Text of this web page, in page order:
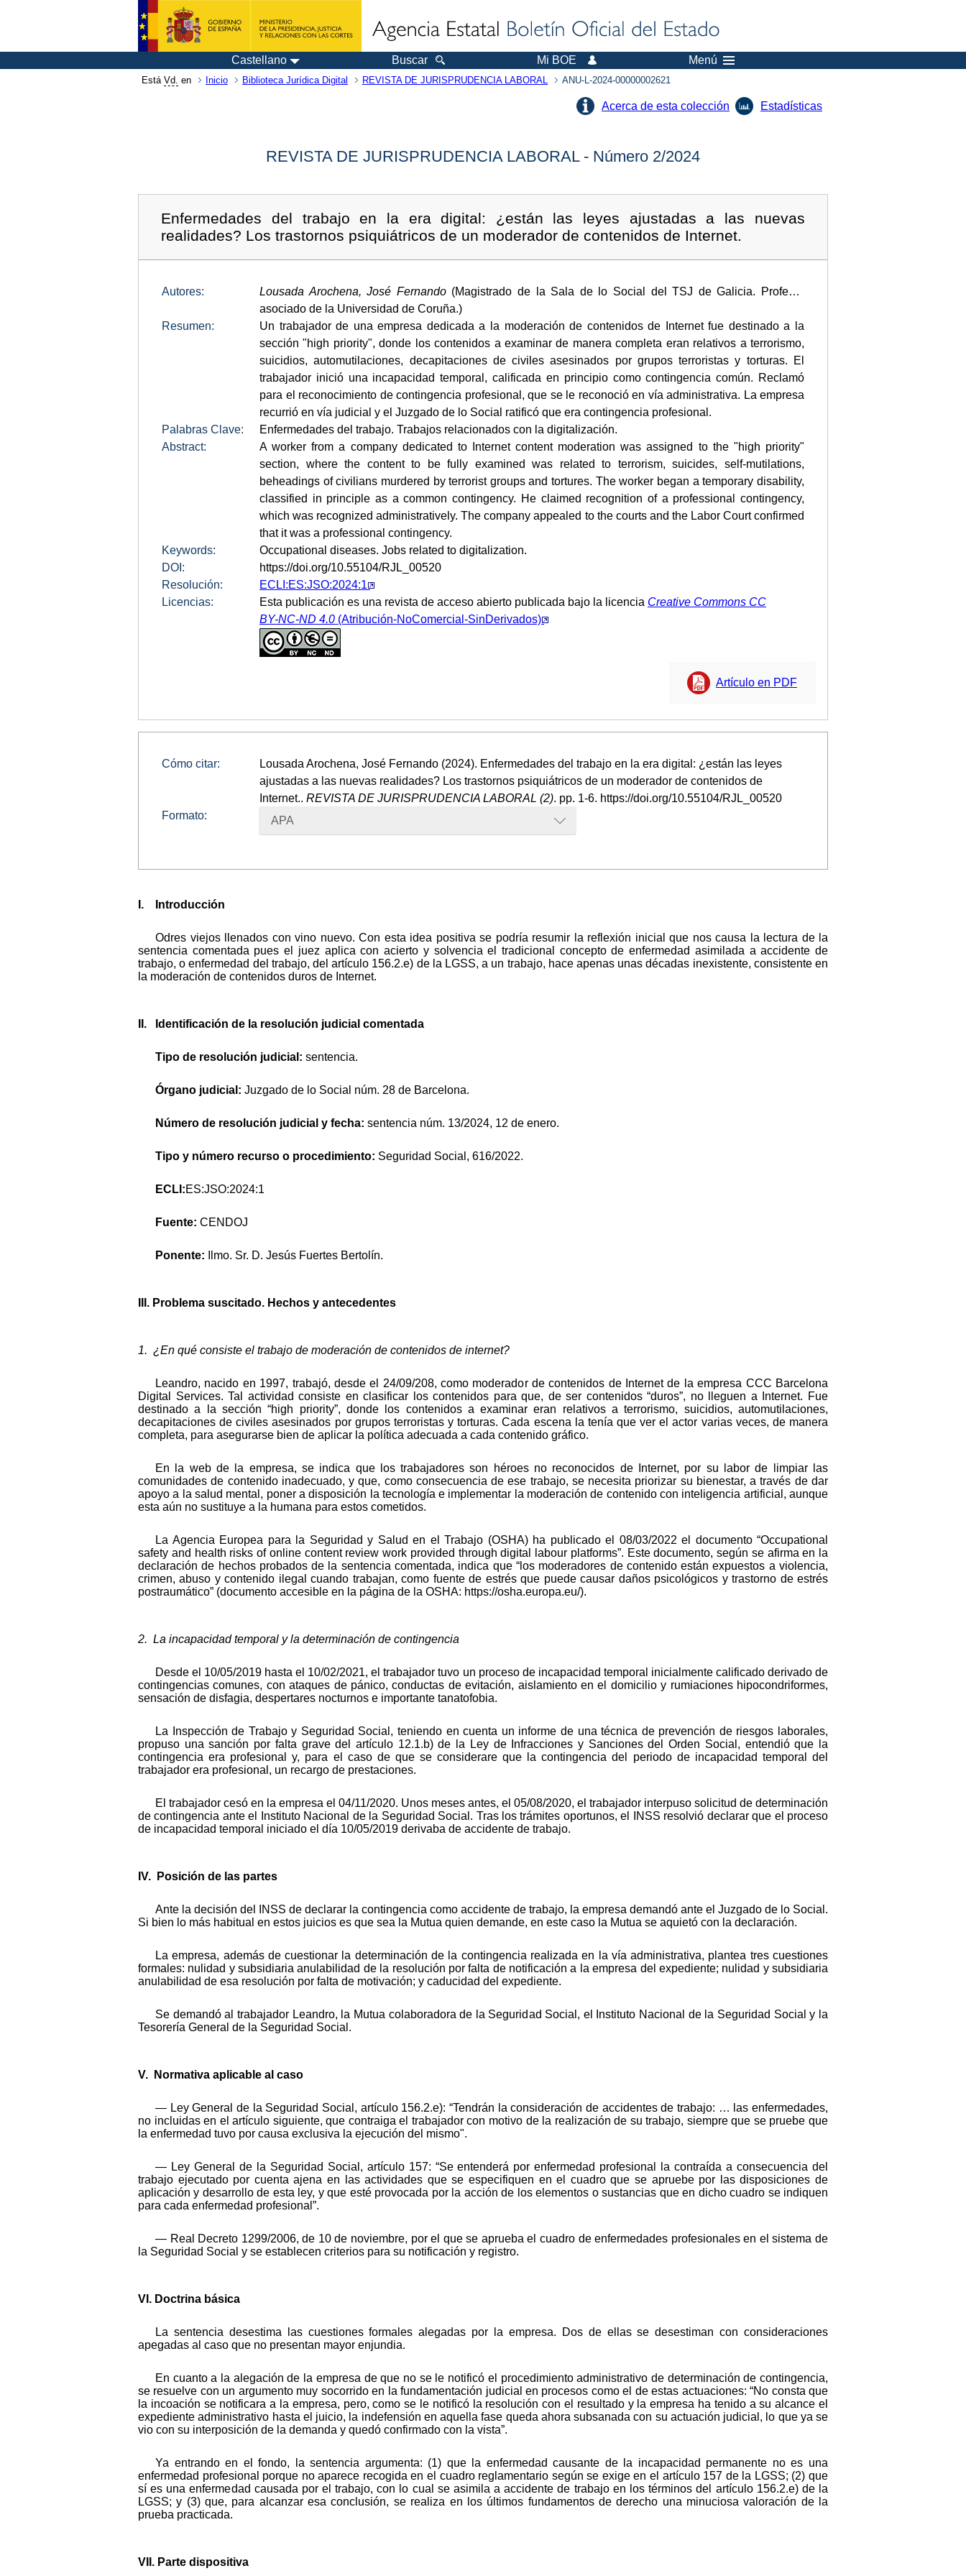
Castellano Buscar Mi BOE Menú
Está Vd. en Inicio Biblioteca Jurídica Digital REVISTA DE JURISPRUDENCIA LABORAL ANU-L-2024-00000002621
Acerca de esta colección Estadísticas
REVISTA DE JURISPRUDENCIA LABORAL - Número 2/2024
Enfermedades del trabajo en la era digital: ¿están las leyes ajustadas a las nuevas
realidades? Los trastornos psiquiátricos de un moderador de contenidos de Internet.
Autores: Lousada Arochena, José Fernando(Magistrado de la Sala de lo Social del TSJ de Galicia. Profesor
asociado de la Universidad de Coruña.)
Resumen:
Un trabajador de una empresa dedicada a la moderación de contenidos de Internet fue destinado a la
sección "high priority", donde los contenidos a examinar de manera completa eran relativos a terrorismo,
suicidios, automutilaciones, decapitaciones de civiles asesinados por grupos terroristas y torturas. El
trabajador inició una incapacidad temporal, calificada en principio como contingencia común. Reclamó
para el reconocimiento de contingencia profesional, que se le reconoció en vía administrativa. La empresa
recurrió en vía judicial y el Juzgado de lo Social ratificó que era contingencia profesional.
Palabras Clave:
Enfermedades del trabajo. Trabajos relacionados con la digitalización.
Abstract:
A worker from a company dedicated to Internet content moderation was assigned to the "high priority"
section, where the content to be fully examined was related to terrorism, suicides, self-mutilations,
beheadings of civilians murdered by terrorist groups and tortures. The worker began a temporary disability,
classified in principle as a common contingency. He claimed recognition of a professional contingency,
which was recognized administratively. The company appealed to the courts and the Labor Court confirmed
that it was a professional contingency.
Keywords:
Occupational diseases. Jobs related to digitalization.
DOI:
https://doi.org/10.55104/RJL_00520
Resolución:
ECLI:ES:JSO:2024:1
Licencias:
Esta publicación es una revista de acceso abierto publicada bajo la licencia Creative Commons CC
BY-NC-ND 4.0 (Atribución-NoComercial-SinDerivados)
Artículo en PDF
Cómo citar:
Lousada Arochena, José Fernando (2024). Enfermedades del trabajo en la era digital: ¿están las leyes
ajustadas a las nuevas realidades? Los trastornos psiquiátricos de un moderador de contenidos de
Internet.. REVISTA DE JURISPRUDENCIA LABORAL (2). pp. 1-6. https://doi.org/10.55104/RJL_00520
Formato:
APA
I. Introducción
Odres viejos llenados con vino nuevo. Con esta idea positiva se podría resumir la reflexión inicial que nos causa la lectura de la
sentencia comentada pues el juez aplica con acierto y solvencia el tradicional concepto de enfermedad asimilada a accidente de
trabajo, o enfermedad del trabajo, del artículo 156.2.e) de la LGSS, a un trabajo, hace apenas unas décadas inexistente, consistente en
la moderación de contenidos duros de Internet.
II. Identificación de la resolución judicial comentada
Tipo de resolución judicial: sentencia.
Órgano judicial: Juzgado de lo Social núm. 28 de Barcelona.
Número de resolución judicial y fecha: sentencia núm. 13/2024, 12 de enero.
Tipo y número recurso o procedimiento: Seguridad Social, 616/2022.
ECLI:ES:JSO:2024:1
Fuente: CENDOJ
Ponente: Ilmo. Sr. D. Jesús Fuertes Bertolín.
III. Problema suscitado. Hechos y antecedentes
1. ¿En qué consiste el trabajo de moderación de contenidos de internet?
Leandro, nacido en 1997, trabajó, desde el 24/09/208, como moderador de contenidos de Internet de la empresa CCC Barcelona
Digital Services. Tal actividad consiste en clasificar los contenidos para que, de ser contenidos “duros”, no lleguen a Internet. Fue
destinado a la sección “high priority”, donde los contenidos a examinar eran relativos a terrorismo, suicidios, automutilaciones,
decapitaciones de civiles asesinados por grupos terroristas y torturas. Cada escena la tenía que ver el actor varias veces, de manera
completa, para asegurarse bien de aplicar la política adecuada a cada contenido gráfico.
En la web de la empresa, se indica que los trabajadores son héroes no reconocidos de Internet, por su labor de limpiar las
comunidades de contenido inadecuado, y que, como consecuencia de ese trabajo, se necesita priorizar su bienestar, a través de dar
apoyo a la salud mental, poner a disposición la tecnología e implementar la moderación de contenido con inteligencia artificial, aunque
esta aún no sustituye a la humana para estos cometidos.
La Agencia Europea para la Seguridad y Salud en el Trabajo (OSHA) ha publicado el 08/03/2022 el documento “Occupational
safety and health risks of online content review work provided through digital labour platforms”. Este documento, según se afirma en la
declaración de hechos probados de la sentencia comentada, indica que “los moderadores de contenido están expuestos a violencia,
crimen, abuso y contenido ilegal cuando trabajan, como fuente de estrés que puede causar daños psicológicos y trastorno de estrés
postraumático” (documento accesible en la página de la OSHA: https://osha.europa.eu/).
2. La incapacidad temporal y la determinación de contingencia
Desde el 10/05/2019 hasta el 10/02/2021, el trabajador tuvo un proceso de incapacidad temporal inicialmente calificado derivado de
contingencias comunes, con ataques de pánico, conductas de evitación, aislamiento en el domicilio y rumiaciones hipocondriformes,
sensación de disfagia, despertares nocturnos e importante tanatofobia.
La Inspección de Trabajo y Seguridad Social, teniendo en cuenta un informe de una técnica de prevención de riesgos laborales,
propuso una sanción por falta grave del artículo 12.1.b) de la Ley de Infracciones y Sanciones del Orden Social, entendió que la
contingencia era profesional y, para el caso de que se considerare que la contingencia del periodo de incapacidad temporal del
trabajador era profesional, un recargo de prestaciones.
El trabajador cesó en la empresa el 04/11/2020. Unos meses antes, el 05/08/2020, el trabajador interpuso solicitud de determinación
de contingencia ante el Instituto Nacional de la Seguridad Social. Tras los trámites oportunos, el INSS resolvió declarar que el proceso
de incapacidad temporal iniciado el día 10/05/2019 derivaba de accidente de trabajo.
IV. Posición de las partes
Ante la decisión del INSS de declarar la contingencia como accidente de trabajo, la empresa demandó ante el Juzgado de lo Social.
Si bien lo más habitual en estos juicios es que sea la Mutua quien demande, en este caso la Mutua se aquietó con la declaración.
La empresa, además de cuestionar la determinación de la contingencia realizada en la vía administrativa, plantea tres cuestiones
formales: nulidad y subsidiaria anulabilidad de la resolución por falta de notificación a la empresa del expediente; nulidad y subsidiaria
anulabilidad de esa resolución por falta de motivación; y caducidad del expediente.
Se demandó al trabajador Leandro, la Mutua colaboradora de la Seguridad Social, el Instituto Nacional de la Seguridad Social y la
Tesorería General de la Seguridad Social.
V. Normativa aplicable al caso
— Ley General de la Seguridad Social, artículo 156.2.e): “Tendrán la consideración de accidentes de trabajo: … las enfermedades,
no incluidas en el artículo siguiente, que contraiga el trabajador con motivo de la realización de su trabajo, siempre que se pruebe que
la enfermedad tuvo por causa exclusiva la ejecución del mismo".
— Ley General de la Seguridad Social, artículo 157: “Se entenderá por enfermedad profesional la contraída a consecuencia del
trabajo ejecutado por cuenta ajena en las actividades que se especifiquen en el cuadro que se apruebe por las disposiciones de
aplicación y desarrollo de esta ley, y que esté provocada por la acción de los elementos o sustancias que en dicho cuadro se indiquen
para cada enfermedad profesional”.
— Real Decreto 1299/2006, de 10 de noviembre, por el que se aprueba el cuadro de enfermedades profesionales en el sistema de
la Seguridad Social y se establecen criterios para su notificación y registro.
VI. Doctrina básica
La sentencia desestima las cuestiones formales alegadas por la empresa. Dos de ellas se desestiman con consideraciones
apegadas al caso que no presentan mayor enjundia.
En cuanto a la alegación de la empresa de que no se le notificó el procedimiento administrativo de determinación de contingencia,
se resuelve con un argumento muy socorrido en la fundamentación judicial en procesos como el de estas actuaciones: “No consta que
la incoación se notificara a la empresa, pero, como se le notificó la resolución con el resultado y la empresa ha tenido a su alcance el
expediente administrativo hasta el juicio, la indefensión en aquella fase queda ahora subsanada con su actuación judicial, lo que ya se
vio con su interposición de la demanda y quedó confirmado con la vista”.
Ya entrando en el fondo, la sentencia argumenta: (1) que la enfermedad causante de la incapacidad permanente no es una
enfermedad profesional porque no aparece recogida en el cuadro reglamentario según se exige en el artículo 157 de la LGSS; (2) que
sí es una enfermedad causada por el trabajo, con lo cual se asimila a accidente de trabajo en los términos del artículo 156.2.e) de la
LGSS; y (3) que, para alcanzar esa conclusión, se realiza en los últimos fundamentos de derecho una minuciosa valoración de la
prueba practicada.
VII. Parte dispositiva